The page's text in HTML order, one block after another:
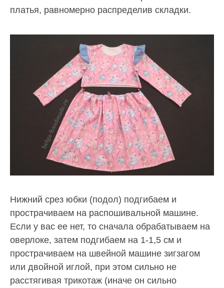
платья, равномерно распределив складки.
Нижний срез юбки (подол) подгибаем и
прострачиваем на распошивальной машине.
Если у вас ее нет, то сначала обрабатываем на
оверлоке, затем подгибаем на 1-1,5 см и
прострачиваем на швейной машине зигзагом
или двойной иглой, при этом сильно не
расстягивая трикотаж (иначе он сильно